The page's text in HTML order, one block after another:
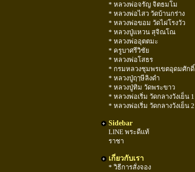
* หลวงพ่อจรัญ จิตธมโม
* หลวงพ่อไสว วัดบ้านกร่าง
* หลวงพ่อขอม วัดไผ่โรงวัว
* หลวงปู่แหวน สุจิณโณ
* หลวงพ่ออุตตมะ
* ครูบาศรีวิชัย
* หลวงพ่อโสธร
* กรมหลวงชุมพรเขตอุดมศักดิ์
* หลวงปู่ฤๅษีลิงดำ
* หลวงปู่ทิม วัดพระขาว
* หลวงพ่อเริ่ม วัดกลางวังเย็น 1
* หลวงพ่อเริ่ม วัดกลางวังเย็น 2
Sidebar
LINE พระดีแท้
ราชา
เกี่ยวกับเรา
* วิธีการสั่งจอง